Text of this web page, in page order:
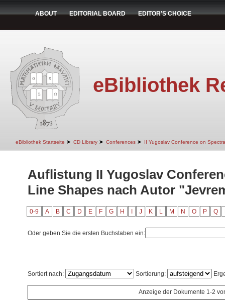
ABOUT EDITORIAL BOARD EDITOR'S CHOICE
eBibliothek
eBibliothek Startseite ➤ CD Library ➤ Conferences ➤ II Yugoslav Conference on
Auflistung II Yugoslav
Line Shapes nach Autor
0-9 A B C D E F G H J K L M N O P Q
Oder geben Sie die ersten Buchstaben ein:
Sortiert nach: Sortierung:
Anzeige der Dokumente 1-2